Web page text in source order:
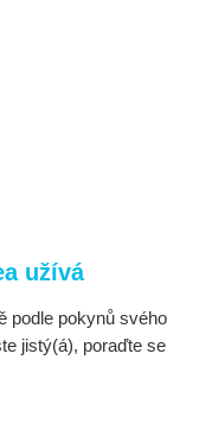
užívá
podle pokynů svého
jistý(á), poraďte se